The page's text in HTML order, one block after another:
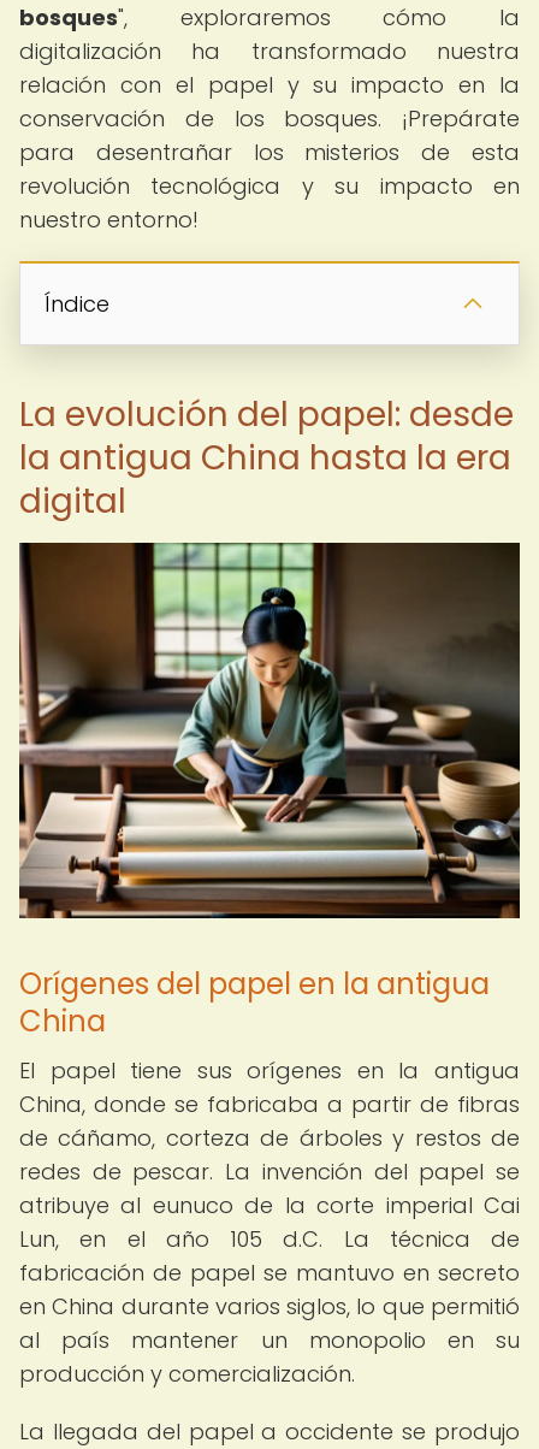
bosques", exploraremos cómo la
digitalización ha transformado nuestra
relación con el papel y su impacto en la
conservación de los bosques. ¡Prepárate
para desentrañar los misterios de esta
revolución tecnológica y su impacto en
nuestro entorno!
Índice
La evolución del papel: desde
la antigua China hasta la era
digital
Orígenes del papel en la antigua
China
El papel tiene sus orígenes en la antigua
China, donde se fabricaba a partir de fibras
de cáñamo, corteza de árboles y restos de
redes de pescar. La invención del papel se
atribuye al eunuco de la corte imperial Cai
Lun, en el año 105 d.C. La técnica de
fabricación de papel se mantuvo en secreto
en China durante varios siglos, lo que permitió
al país mantener un monopolio en su
producción y comercialización.
La llegada del papel a occidente se produjo